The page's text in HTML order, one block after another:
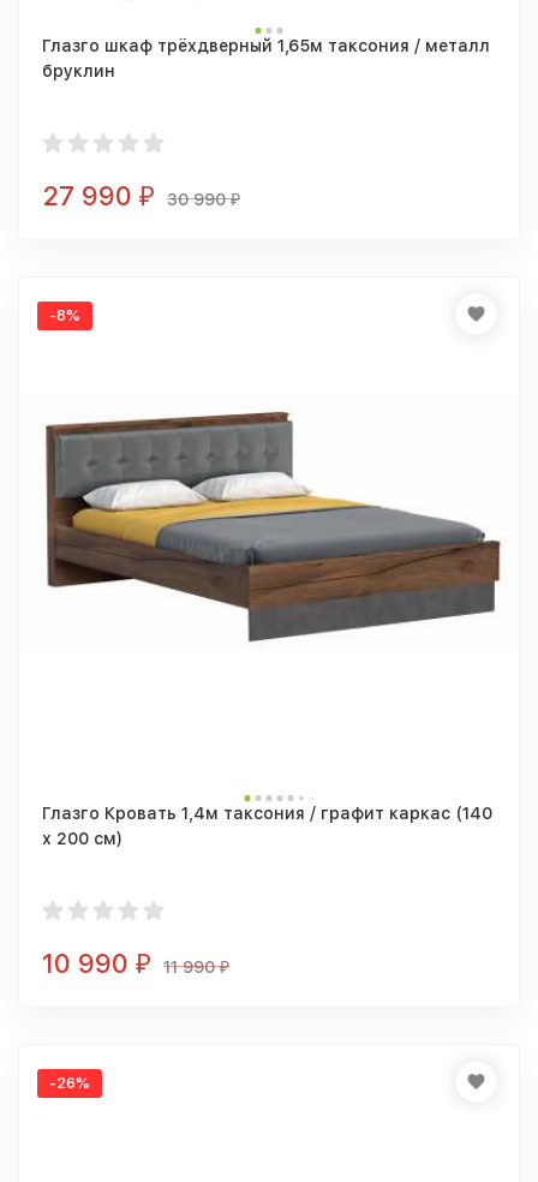
Глазго шкаф трёхдверный 1,65м таксония / металл
бруклин
27 990 ₽ 30 990₽
-8%
Глазго Кровать 1,4м таксония / графит каркас (140
х 200 см)
10 990 ₽ 11 990₽
-26%